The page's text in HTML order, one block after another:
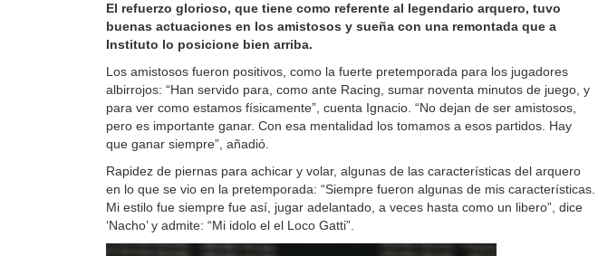
El refuerzo glorioso, que tiene como referente al legendario arquero, tuvo
buenas actuaciones en los amistosos y sueña con una remontada que a
Instituto lo posicione bien arriba.
Los amistosos fueron positivos, como la fuerte pretemporada para los jugadores
albirrojos: “Han servido para, como ante Racing, sumar noventa minutos de juego, y
para ver como estamos físicamente”, cuenta Ignacio. “No dejan de ser amistosos,
pero es importante ganar. Con esa mentalidad los tomamos a esos partidos. Hay
que ganar siempre”, añadió.
Rapidez de piernas para achicar y volar, algunas de las características del arquero
en lo que se vio en la pretemporada: “Siempre fueron algunas de mis características.
Mi estilo fue siempre fue así, jugar adelantado, a veces hasta como un libero”, dice
‘Nacho’ y admite: “Mi idolo el el Loco Gatti”.